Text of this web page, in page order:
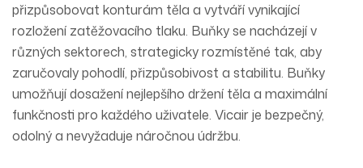
přizpůsobovat konturám těla a vytváří vynikající
rozložení zatěžovacího tlaku. Buňky se nacházejí v
různých sektorech, strategicky rozmístěné tak, aby
zaručovaly pohodlí, přizpůsobivost a stabilitu. Buňky
umožňují dosažení nejlepšího držení těla a maximální
funkčnosti pro každého uživatele. Vicair je bezpečný,
odolný a nevyžaduje náročnou údržbu.